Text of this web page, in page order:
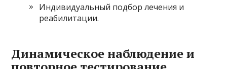
Индивидуальный подбор лечения и
реабилитации.
Динамическое наблюдение и